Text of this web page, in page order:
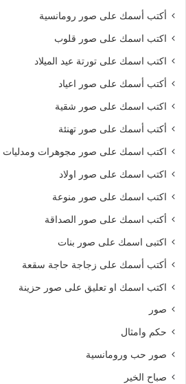
أكتب أسمك على صور رومانسية
اكتب اسمك على صور قلوب
اكتب اسمك على تورتة عيد الميلاد
أكتب أسمك على صور اعياد
اكتب اسمك على صور شقية
أكتب أسمك على صور تهنئة
اكتب اسمك على صور مجوهرات ومدليات
اكتب اسمك على صور اولاد
اكتب اسمك على صور منوعة
أكتب اسمك على صور الصداقة
اكتبى اسمك على صور بنات
أكتب أسمك على زجاجة حاجة سقعة
اكتب اسمك او تعليق على صور حزينة
صور
حكم وامثال
صور حب ورومانسية
صباح الخير